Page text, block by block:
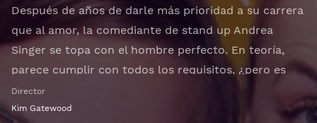
Después de años de darle más prioridad a su carrera
que al amor, la comediante de stand up Andrea
Singer se topa con el hombre perfecto. En teoría,
parece cumplir con todos los requisitos, ¿pero es
realmente tan ideal como aparenta?
Otros títulos:
Director
Kim Gatewood